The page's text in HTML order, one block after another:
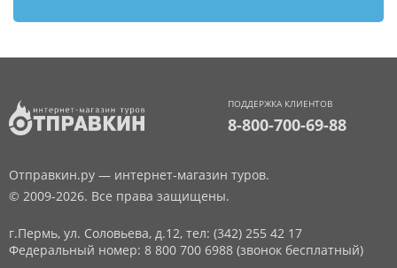
ПОДДЕРЖКА КЛИЕНТОВ
8-800-700-69-88
Отправкин.ру — интернет-магазин туров.
© 2009-2026. Все права защищены.
г.Пермь, ул. Соловьева, д.12, тел: (342) 255 42 17
Федеральный номер: 8 800 700 6988 (звонок бесплатный)